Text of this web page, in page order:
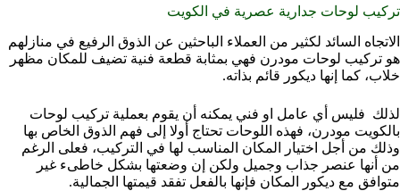
تركيب لوحات جدارية عصرية في الكويت
الاتجاه السائد لكثير من العملاء الباحثين عن الذوق الرفيع في منازلهم
هو تركيب لوحات مودرن فهي بمثابة قطعة فنية تضيف للمكان مظهر
خلاب، كما إنها ديكور قائم بذاته.
لذلك فليس أي عامل او فني يمكنه أن يقوم بعملية تركيب لوحات
بالكويت مودرن، فهذه اللوحات تحتاج أولا إلى فهم الذوق الخاص بها
وذلك من أجل اختيار المكان المناسب لها في التركيب، فعلى الرغم
من أنها عنصر جذاب وجميل ولكن إن وضعتها بشكل خاطىء غير
متوافق مع ديكور المكان فإنها بالفعل تفقد قيمتها الجمالية.